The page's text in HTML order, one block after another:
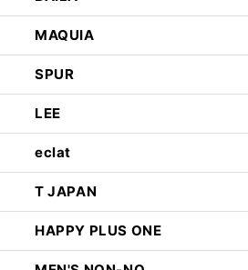
MAQUIA
SPUR
LEE
eclat
T JAPAN
HAPPY PLUS ONE